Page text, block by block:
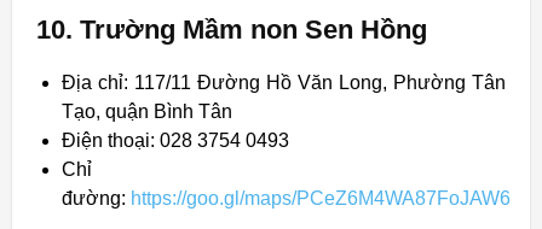
10. Trường Mầm non Sen Hồng
Địa chỉ: 117/11 Đường Hồ Văn Long, Phường Tân
Tạo, quận Bình Tân
Điện thoại: 028 3754 0493
Chỉ
đường: https://goo.gl/maps/PCeZ6M4WA87FoJAW6